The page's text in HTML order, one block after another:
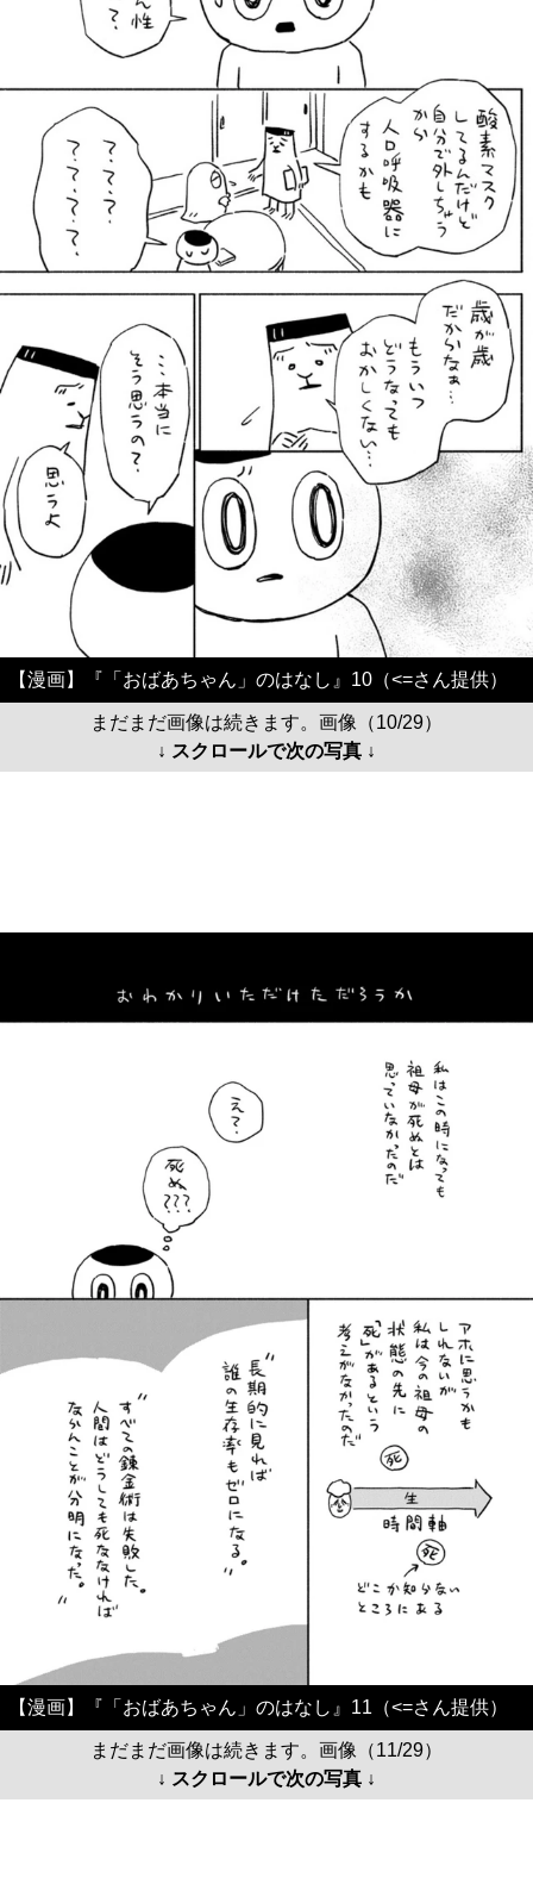
【漫画】『「おばあちゃん」のはなし』10（<=さん提供）
まだまだ画像は続きます。画像（10/29）
↓ スクロールで次の写真 ↓
【漫画】『「おばあちゃん」のはなし』11（<=さん提供）
まだまだ画像は続きます。画像（11/29）
↓ スクロールで次の写真 ↓